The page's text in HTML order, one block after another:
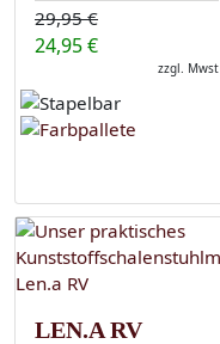
29,95 €
24,95 €
zzgl. Mwst
LEN.A RV